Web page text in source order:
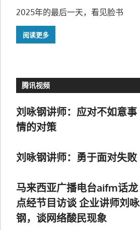
2025年的最后一天，看见脸书
阅读更多
腾讯视频
刘咏钢讲师：应对不如意事
情的对策
刘咏钢讲师：勇于面对失败
马来西亚广播电台aifm话龙
点经节目访谈 企业讲师刘咏
钢，谈网络酸民现象